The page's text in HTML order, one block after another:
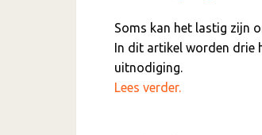
Soms kan het lastig zijn
In dit artikel worden drie
uitnodiging.
Lees verder.